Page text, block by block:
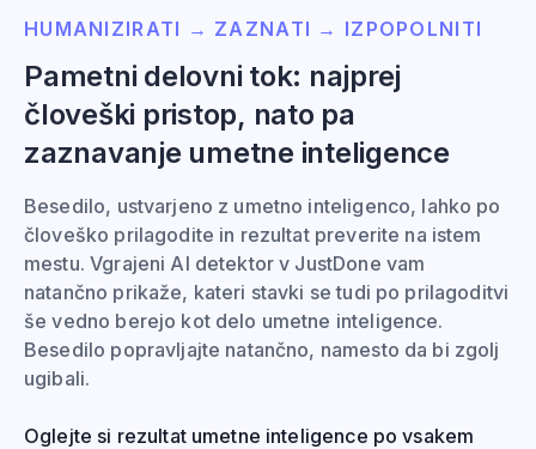
HUMANIZIRATI → ZAZNATI → IZPOPOLNITI
Pametni delovni tok: najprej
človeški pristop, nato pa
zaznavanje umetne inteligence
Besedilo, ustvarjeno z umetno inteligenco, lahko po
človeško prilagodite in rezultat preverite na istem
mestu. Vgrajeni AI detektor v JustDone vam
natančno prikaže, kateri stavki se tudi po prilagoditvi
še vedno berejo kot delo umetne inteligence.
Besedilo popravljajte natančno, namesto da bi zgolj
ugibali.
Oglejte si rezultat umetne inteligence po vsakem